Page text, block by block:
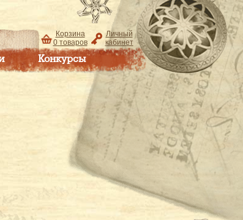
Конкурсы
Корзина
0 товаров
Личный
кабинет